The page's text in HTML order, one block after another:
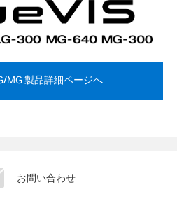
MG 製品詳細ページへ
お問い合わせ